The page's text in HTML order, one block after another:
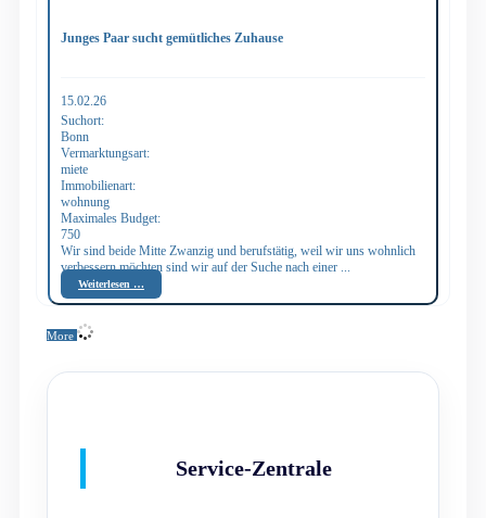
Junges Paar sucht gemütliches Zuhause
15.02.26
Suchort:
Bonn
Vermarktungsart:
miete
Immobilienart:
wohnung
Maximales Budget:
750
Wir sind beide Mitte Zwanzig und berufstätig, weil wir uns wohnlich
verbessern möchten sind wir auf der Suche nach einer ...
Weiterlesen …
More
Service-Zentrale